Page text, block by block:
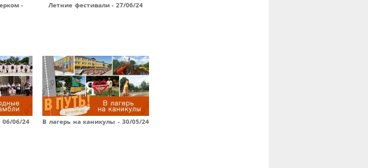
-
Летние фестивали - 27/06/24
06/24 В лагерь на каникулы - 30/05/24